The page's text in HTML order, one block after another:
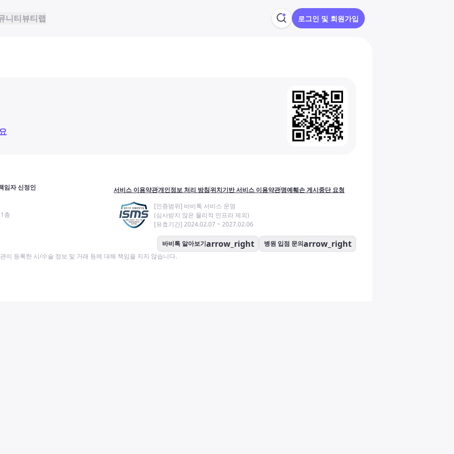
니티뷰티랩 로그인 및 회원가입
임자 신정인
층
서비스 이용약관개인정보 처리 방침위치기반 서비스 이용약관명예훼손 게시중단 요청
[인증범위] 바비톡 서비스 운영
(심사받지 않은 물리적 인프라 제외)
[유효기간] 2024.02.07 ~ 2027.02.06
바비톡 알아보기arrow_right 병원 입점 문의arrow_right
이 등록한 시/수술 정보 및 거래 등에 대해 책임을 지지 않습니다.